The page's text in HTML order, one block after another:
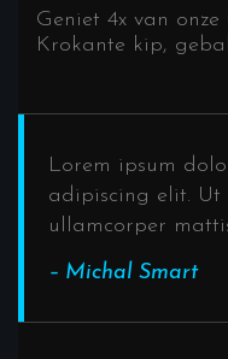
Geniet 4x van
Krokante kip,
Lorem ipsum
adipiscing elit. Ut
ullamcorper
– Michal Smart